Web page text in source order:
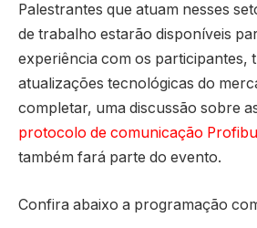
Palestrantes que atuam nesses
de trabalho estarão disponíveis
experiência com os participantes,
atualizações tecnológicas do
completar, uma discussão sobre
protocolo de comunicação
também fará parte do evento.
Confira abaixo a programação